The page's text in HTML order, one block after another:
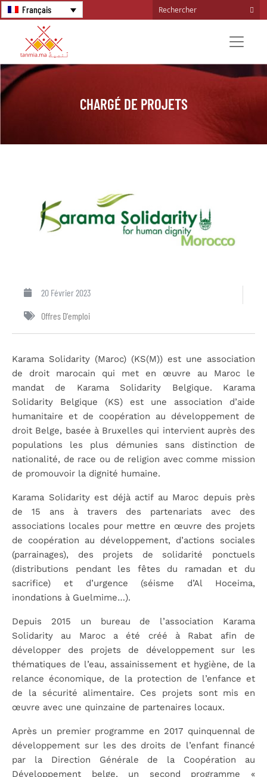
Français
CHARGÉ DE PROJETS
20 Février 2023
Offres D'emploi
Karama Solidarity (Maroc) (KS(M)) est une association
de droit marocain qui met en œuvre au Maroc le
mandat de Karama Solidarity Belgique. Karama
Solidarity Belgique (KS) est une association d’aide
humanitaire et de coopération au développement de
droit Belge, basée à Bruxelles qui intervient auprès des
populations les plus démunies sans distinction de
nationalité, de race ou de religion avec comme mission
de promouvoir la dignité humaine.
Karama Solidarity est déjà actif au Maroc depuis près
de 15 ans à travers des partenariats avec des
associations locales pour mettre en œuvre des projets
de coopération au développement, d’actions sociales
(parrainages), des projets de solidarité ponctuels
(distributions pendant les fêtes du ramadan et du
sacrifice) et d’urgence (séisme d’Al Hoceima,
inondations à Guelmime…).
Depuis 2015 un bureau de l’association Karama
Solidarity au Maroc a été créé à Rabat afin de
développer des projets de développement sur les
thématiques de l’eau, assainissement et hygiène, de la
relance économique, de la protection de l’enfance et
de la sécurité alimentaire. Ces projets sont mis en
œuvre avec une quinzaine de partenaires locaux.
Après un premier programme en 2017 quinquennal de
développement sur les des droits de l’enfant financé
par la Direction Générale de la Coopération au
Développement belge, un second programme «